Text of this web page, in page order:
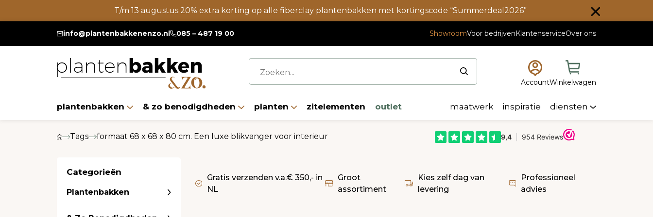
T/m 13 augustus 20% extra korting op alle fiberclay plantenbakken met kortingscode “Summerdeal2026”
info@plantenbakkenenzo.nl 085 – 487 19 00 ShowroomVoor bedrijvenKlantenserviceOver ons
AccountWinkelwagen
plantenbakken & zo benodigdheden planten zitelementen outlet maatwerk inspiratie diensten
Tags formaat 68 x 68 x 80 cm. Een luxe blikvanger voor interieur
Categorieën
Plantenbakken
Gratis verzenden v.a.€ 350,- in
NL
Groot
assortiment
Kies zelf dag van
levering
Professioneel
advies